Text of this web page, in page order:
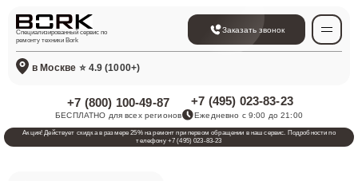
Специализированный сервис по
ремонту техники Bork
Заказать звонок
в Москве ⭐ 4.9 (1000+)
+7 (800) 100-49-87
БЕСПЛАТНО для всех регионов
+7 (495) 023-83-23
Ежедневно с 9:00 до 21:00
Акция! Действует скидка в размере 25% на ремонт при первом обращении в наш сервис. Подробности по
телефону +7 (495) 023-83-23